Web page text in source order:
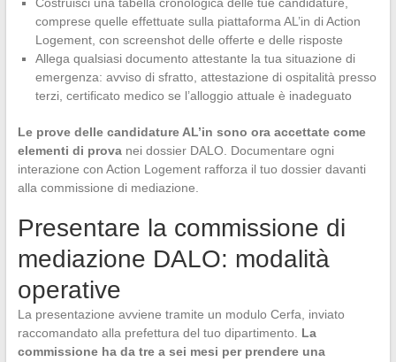
comprese quelle effettuate sulla piattaforma AL’in di Action
Logement, con screenshot delle offerte e delle risposte
Allega qualsiasi documento attestante la tua situazione di
emergenza: avviso di sfratto, attestazione di ospitalità presso
terzi, certificato medico se l’alloggio attuale è inadeguato
Le prove delle candidature AL’in sono ora accettate come
elementi di provanei dossier DALO. Documentare ogni
interazione con Action Logement rafforza il tuo dossier davanti
alla commissione di mediazione.
Presentare la commissione di
mediazione DALO: modalità
operative
La presentazione avviene tramite un modulo Cerfa, inviato
raccomandato alla prefettura del tuo dipartimento. La
commissione ha da tre a sei mesi per prendere una